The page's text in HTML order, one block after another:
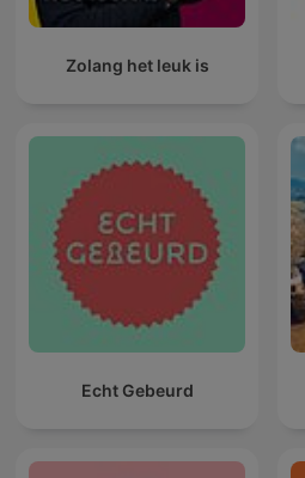
Zolang het leuk is
Echt Gebeurd